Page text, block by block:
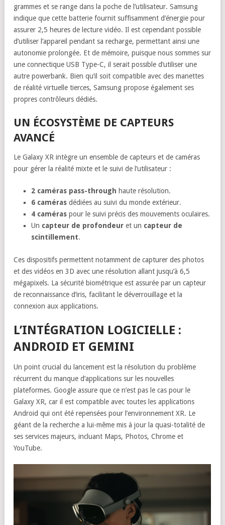
grammes et se range dans la poche de l’utilisateur. Samsung
indique que cette batterie fournit suffisamment d’énergie pour
assurer 2,5 heures de lecture vidéo. Il est cependant possible
d’utiliser l’appareil pendant sa recharge, permettant ainsi une
autonomie prolongée. Et de mémoire, puisque nous sommes sur
une connectique USB Type-C, il serait possible d’utiliser une
autre powerbank. Bien qu’il soit compatible avec des manettes
de réalité virtuelle tierces, Samsung propose également ses
propres contrôleurs dédiés.
UN ÉCOSYSTÈME DE CAPTEURS
AVANCÉ
Le Galaxy XR intègre un ensemble de capteurs et de caméras
pour gérer la réalité mixte et le suivi de l’utilisateur :
2 caméras pass-through haute résolution.
6 caméras dédiées au suivi du monde extérieur.
4 caméras pour le suivi précis des mouvements oculaires.
Un capteur de profondeur et un capteur de
scintillement.
Ces dispositifs permettent notamment de capturer des photos
et des vidéos en 3D avec une résolution allant jusqu’à 6,5
mégapixels. La sécurité biométrique est assurée par un capteur
de reconnaissance d’iris, facilitant le déverrouillage et la
connexion aux applications.
L’INTÉGRATION LOGICIELLE :
ANDROID ET GEMINI
Un point crucial du lancement est la résolution du problème
récurrent du manque d’applications sur les nouvelles
plateformes. Google assure que ce n’est pas le cas pour le
Galaxy XR, car il est compatible avec toutes les applications
Android qui ont été repensées pour l’environnement XR. Le
géant de la recherche a lui-même mis à jour la quasi-totalité de
ses services majeurs, incluant Maps, Photos, Chrome et
YouTube.